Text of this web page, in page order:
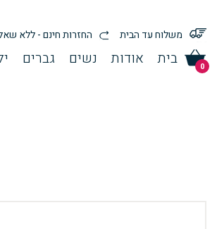
משלוח עד הבית החזרות חינם - ללא
0 בית אודות נשים גברים